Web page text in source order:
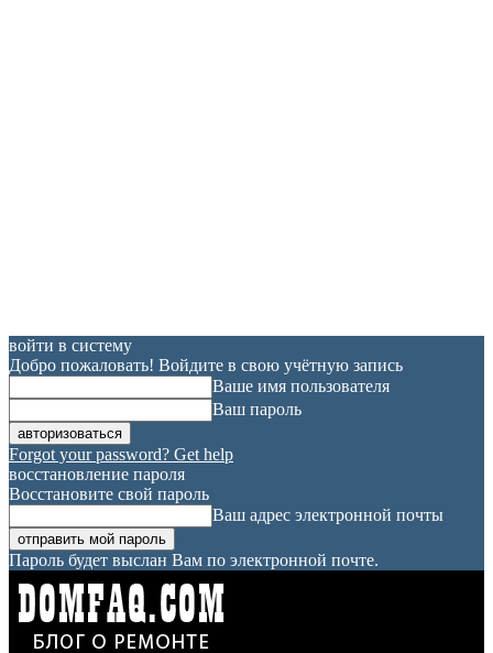
войти в систему
Добро пожаловать! Войдите в свою учётную запись
Ваше имя пользователя
Ваш пароль
Forgot your password? Get help
восстановление пароля
Восстановите свой пароль
Ваш адрес электронной почты
Пароль будет выслан Вам по электронной почте.